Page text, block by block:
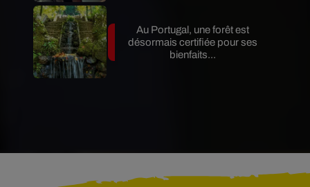
Au Portugal, une forêt est
désormais certifiée pour ses
bienfaits...